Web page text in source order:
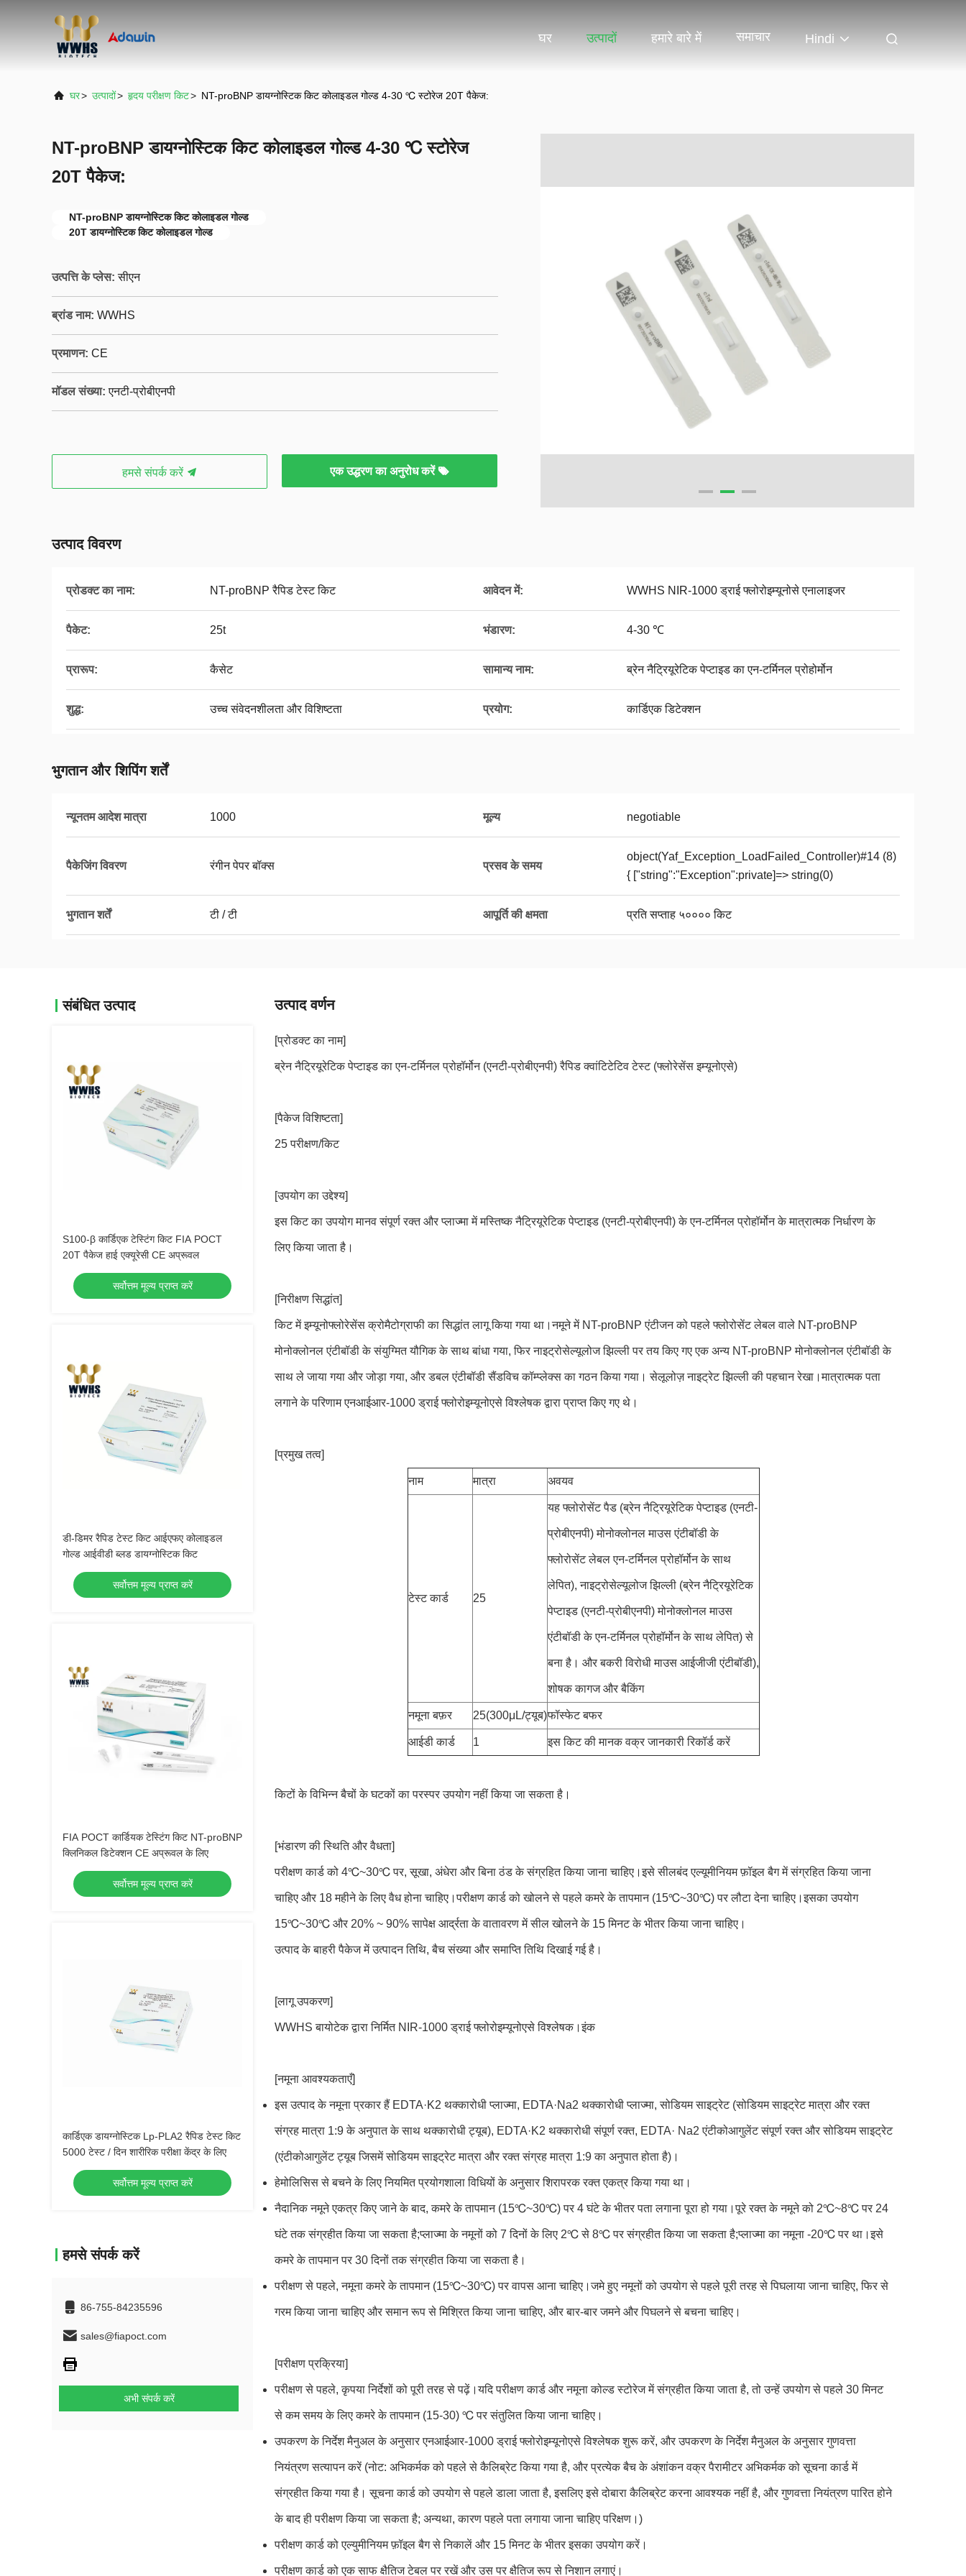
घर उत्पादों हमारे बारे में समाचार Hindi
घर> उत्पादों> हृदय परीक्षण किट> NT-proBNP डायग्नोस्टिक किट कोलाइडल गोल्ड 4-30 ℃ स्टोरेज 20T पैकेज:
NT-proBNP डायग्नोस्टिक किट कोलाइडल गोल्ड 4-30 ℃ स्टोरेज
20T पैकेज:
NT-proBNP डायग्नोस्टिक किट कोलाइडल गोल्ड
20T डायग्नोस्टिक किट कोलाइडल गोल्ड
उत्पत्ति के प्लेस: सीएन
ब्रांड नाम: WWHS
प्रमाणन: CE
मॉडल संख्या: एनटी-प्रोबीएनपी
हमसे संपर्क करें एक उद्धरण का अनुरोध करें
उत्पाद विवरण
प्रोडक्ट का नाम: NT-proBNP रैपिड टेस्ट किट आवेदन में: WWHS NIR-1000 ड्राई फ्लोरोइम्यूनोसे एनालाइजर
पैकेट: 25t भंडारण: 4-30 ℃
प्रारूप: कैसेट सामान्य नाम: ब्रेन नैट्रियूरेटिक पेप्टाइड का एन-टर्मिनल प्रोहोर्मोन
शुद्ध: उच्च संवेदनशीलता और विशिष्टता प्रयोग: कार्डिएक डिटेक्शन
भुगतान और शिपिंग शर्तें
न्यूनतम आदेश मात्रा 1000 मूल्य negotiable
पैकेजिंग विवरण रंगीन पेपर बॉक्स प्रसव के समय
object(Yaf_Exception_LoadFailed_Controller)#14 (8)
{ ["string":"Exception":private]=> string(0)
भुगतान शर्तें टी / टी आपूर्ति की क्षमता प्रति सप्ताह ५०००० किट
संबंधित उत्पाद
S100-β कार्डिएक टेस्टिंग किट FIA POCT
20T पैकेज हाई एक्यूरेसी CE अप्रूवल
सर्वोत्तम मूल्य प्राप्त करें
डी-डिमर रैपिड टेस्ट किट आईएफए कोलाइडल
गोल्ड आईवीडी ब्लड डायग्नोस्टिक किट
सर्वोत्तम मूल्य प्राप्त करें
FIA POCT कार्डियक टेस्टिंग किट NT-proBNP
क्लिनिकल डिटेक्शन CE अप्रूवल के लिए
सर्वोत्तम मूल्य प्राप्त करें
कार्डिएक डायग्नोस्टिक Lp-PLA2 रैपिड टेस्ट किट
5000 टेस्ट / दिन शारीरिक परीक्षा केंद्र के लिए
सर्वोत्तम मूल्य प्राप्त करें
हमसे संपर्क करें
86-755-84235596
sales@fiapoct.com
अभी संपर्क करें
उत्पाद वर्णन
[प्रोडक्ट का नाम]
ब्रेन नैट्रियूरेटिक पेप्टाइड का एन-टर्मिनल प्रोहॉर्मोन (एनटी-प्रोबीएनपी) रैपिड क्वांटिटेटिव टेस्ट (फ्लोरेसेंस इम्यूनोएसे)
[पैकेज विशिष्टता]
25 परीक्षण/किट
[उपयोग का उद्देश्य]
इस किट का उपयोग मानव संपूर्ण रक्त और प्लाज्मा में मस्तिष्क नैट्रियूरेटिक पेप्टाइड (एनटी-प्रोबीएनपी) के एन-टर्मिनल प्रोहॉर्मोन के मात्रात्मक निर्धारण के
लिए किया जाता है।
[निरीक्षण सिद्धांत]
किट में इम्यूनोफ्लोरेसेंस क्रोमैटोग्राफी का सिद्धांत लागू किया गया था।नमूने में NT-proBNP एंटीजन को पहले फ्लोरोसेंट लेबल वाले NT-proBNP
मोनोक्लोनल एंटीबॉडी के संयुग्मित यौगिक के साथ बांधा गया, फिर नाइट्रोसेल्यूलोज झिल्ली पर तय किए गए एक अन्य NT-proBNP मोनोक्लोनल एंटीबॉडी के
साथ ले जाया गया और जोड़ा गया, और डबल एंटीबॉडी सैंडविच कॉम्प्लेक्स का गठन किया गया। सेलूलोज़ नाइट्रेट झिल्ली की पहचान रेखा।मात्रात्मक पता
लगाने के परिणाम एनआईआर-1000 ड्राई फ्लोरोइम्यूनोएसे विश्लेषक द्वारा प्राप्त किए गए थे।
[प्रमुख तत्व]
नाम मात्रा अवयव
टेस्ट कार्ड 25
यह फ्लोरोसेंट पैड (ब्रेन नैट्रियूरेटिक पेप्टाइड (एनटी-
प्रोबीएनपी) मोनोक्लोनल माउस एंटीबॉडी के
फ्लोरोसेंट लेबल एन-टर्मिनल प्रोहॉर्मोन के साथ
लेपित), नाइट्रोसेल्यूलोज झिल्ली (ब्रेन नैट्रियूरेटिक
पेप्टाइड (एनटी-प्रोबीएनपी) मोनोक्लोनल माउस
एंटीबॉडी के एन-टर्मिनल प्रोहॉर्मोन के साथ लेपित) से
बना है। और बकरी विरोधी माउस आईजीजी एंटीबॉडी),
शोषक कागज और बैकिंग
नमूना बफ़र 25(300μL/ट्यूब)फॉस्फेट बफर
आईडी कार्ड 1 इस किट की मानक वक्र जानकारी रिकॉर्ड करें
किटों के विभिन्न बैचों के घटकों का परस्पर उपयोग नहीं किया जा सकता है।
[भंडारण की स्थिति और वैधता]
परीक्षण कार्ड को 4℃~30℃ पर, सूखा, अंधेरा और बिना ठंड के संग्रहित किया जाना चाहिए।इसे सीलबंद एल्यूमीनियम फ़ॉइल बैग में संग्रहित किया जाना
चाहिए और 18 महीने के लिए वैध होना चाहिए।परीक्षण कार्ड को खोलने से पहले कमरे के तापमान (15℃~30℃) पर लौटा देना चाहिए।इसका उपयोग
15℃~30℃ और 20% ~ 90% सापेक्ष आर्द्रता के वातावरण में सील खोलने के 15 मिनट के भीतर किया जाना चाहिए।
उत्पाद के बाहरी पैकेज में उत्पादन तिथि, बैच संख्या और समाप्ति तिथि दिखाई गई है।
[लागू उपकरण]
WWHS बायोटेक द्वारा निर्मित NIR-1000 ड्राई फ्लोरोइम्यूनोएसे विश्लेषक।इंक
[नमूना आवश्यकताएँ]
इस उत्पाद के नमूना प्रकार हैं EDTA·K2 थक्कारोधी प्लाज्मा, EDTA·Na2 थक्कारोधी प्लाज्मा, सोडियम साइट्रेट (सोडियम साइट्रेट मात्रा और रक्त
संग्रह मात्रा 1:9 के अनुपात के साथ थक्कारोधी ट्यूब), EDTA·K2 थक्कारोधी संपूर्ण रक्त, EDTA· Na2 एंटीकोआगुलेंट संपूर्ण रक्त और सोडियम साइट्रेट
(एंटीकोआगुलेंट ट्यूब जिसमें सोडियम साइट्रेट मात्रा और रक्त संग्रह मात्रा 1:9 का अनुपात होता है)।
हेमोलिसिस से बचने के लिए नियमित प्रयोगशाला विधियों के अनुसार शिरापरक रक्त एकत्र किया गया था।
नैदानिक ​​​​नमूने एकत्र किए जाने के बाद, कमरे के तापमान (15℃~30℃) पर 4 घंटे के भीतर पता लगाना पूरा हो गया।पूरे रक्त के नमूने को 2℃~8℃ पर 24
घंटे तक संग्रहीत किया जा सकता है;प्लाज्मा के नमूनों को 7 दिनों के लिए 2℃ से 8℃ पर संग्रहीत किया जा सकता है;प्लाज्मा का नमूना -20℃ पर था।इसे
कमरे के तापमान पर 30 दिनों तक संग्रहीत किया जा सकता है।
परीक्षण से पहले, नमूना कमरे के तापमान (15℃~30℃) पर वापस आना चाहिए।जमे हुए नमूनों को उपयोग से पहले पूरी तरह से पिघलाया जाना चाहिए, फिर से
गरम किया जाना चाहिए और समान रूप से मिश्रित किया जाना चाहिए, और बार-बार जमने और पिघलने से बचना चाहिए।
[परीक्षण प्रक्रिया]
परीक्षण से पहले, कृपया निर्देशों को पूरी तरह से पढ़ें।यदि परीक्षण कार्ड और नमूना कोल्ड स्टोरेज में संग्रहीत किया जाता है, तो उन्हें उपयोग से पहले 30 मिनट
से कम समय के लिए कमरे के तापमान (15-30) ℃ पर संतुलित किया जाना चाहिए।
उपकरण के निर्देश मैनुअल के अनुसार एनआईआर-1000 ड्राई फ्लोरोइम्यूनोएसे विश्लेषक शुरू करें, और उपकरण के निर्देश मैनुअल के अनुसार गुणवत्ता
नियंत्रण सत्यापन करें (नोट: अभिकर्मक को पहले से कैलिब्रेट किया गया है, और प्रत्येक बैच के अंशांकन वक्र पैरामीटर अभिकर्मक को सूचना कार्ड में
संग्रहीत किया गया है। सूचना कार्ड को उपयोग से पहले डाला जाता है, इसलिए इसे दोबारा कैलिब्रेट करना आवश्यक नहीं है, और गुणवत्ता नियंत्रण पारित होने
के बाद ही परीक्षण किया जा सकता है; अन्यथा, कारण पहले पता लगाया जाना चाहिए परिक्षण।)
परीक्षण कार्ड को एल्युमीनियम फ़ॉइल बैग से निकालें और 15 मिनट के भीतर इसका उपयोग करें।
परीक्षण कार्ड को एक साफ क्षैतिज टेबल पर रखें और उस पर क्षैतिज रूप से निशान लगाएं।